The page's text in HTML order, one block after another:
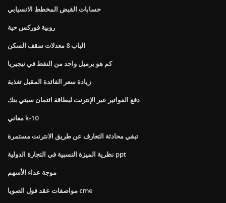
حسابات القبض المخطط الانسيابي
روبية فوركس حية
الباب 8 معدلات سقف السكن
كم هو برميل واحد من النفط في نيجيريا
زيادة سعر الفائدة المقبل تغذية
دفع الفواتير عبر الإنترنت لبطاقة ائتمان سيتي بنك
معاني k-10
تبقي محادثة التعارف عن طريق الانترنت مستمرة
نظرية الميزة النسبية في التجارة الدولية ppt
موجة عداء الأسهم
مواصفات عقد فول الصويا cme